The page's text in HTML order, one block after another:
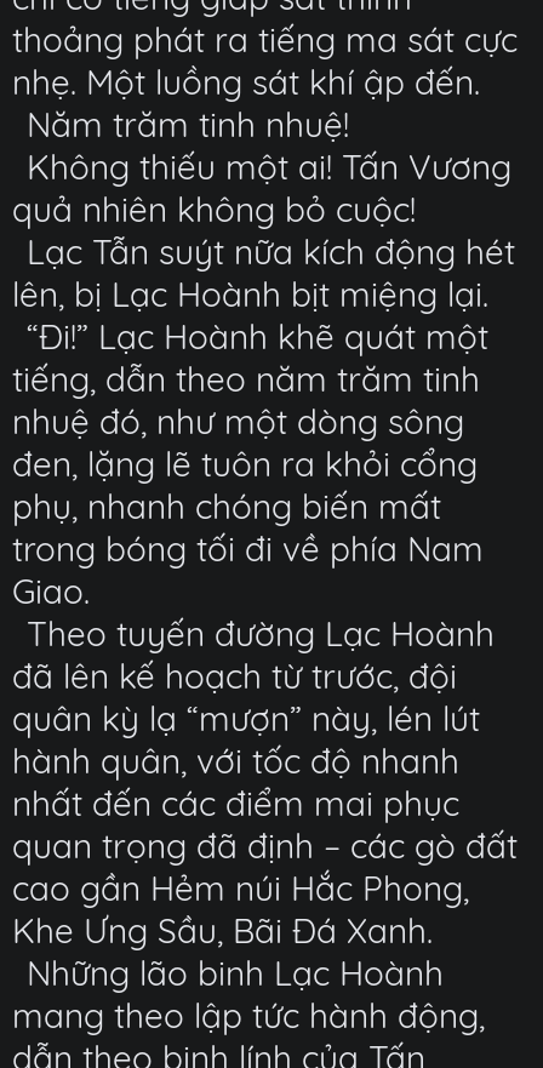
thoảng phát ra tiếng ma sát cực
nhẹ. Một luồng sát khí ập đến.
Năm trăm tinh nhuệ!
Không thiếu một ai! Tấn Vương
quả nhiên không bỏ cuộc!
Lạc Tẫn suýt nữa kích động hét
lên, bị Lạc Hoành bịt miệng lại.
“Đi!” Lạc Hoành khẽ quát một
tiếng, dẫn theo năm trăm tinh
nhuệ đó, như một dòng sông
đen, lặng lẽ tuôn ra khỏi cổng
phụ, nhanh chóng biến mất
trong bóng tối đi về phía Nam
Giao.
Theo tuyến đường Lạc Hoành
đã lên kế hoạch từ trước, đội
quân kỳ lạ “mượn” này, lén lút
hành quân, với tốc độ nhanh
nhất đến các điểm mai phục
quan trọng đã định – các gò đất
cao gần Hẻm núi Hắc Phong,
Khe Ưng Sầu, Bãi Đá Xanh.
Những lão binh Lạc Hoành
mang theo lập tức hành động,
dẫn theo binh lính của Tấn